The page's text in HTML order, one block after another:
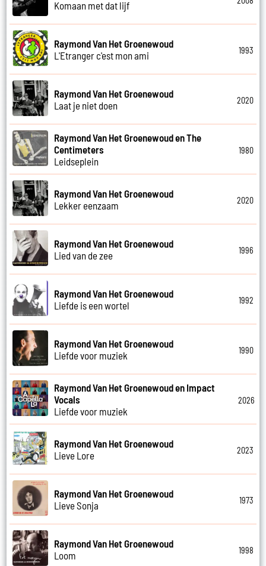
Komaan met dat lijf
Raymond Van Het Groenewoud
L'Etranger c'est mon ami
1993
Raymond Van Het Groenewoud
Laat je niet doen
2020
Raymond Van Het Groenewoud en The
Centimeters
Leidseplein
1980
Raymond Van Het Groenewoud
Lekker eenzaam
2020
Raymond Van Het Groenewoud
Lied van de zee
1996
Raymond Van Het Groenewoud
Liefde is een wortel
1992
Raymond Van Het Groenewoud
Liefde voor muziek
1990
Raymond Van Het Groenewoud en Impact
Vocals
Liefde voor muziek
2026
Raymond Van Het Groenewoud
Lieve Lore
2023
Raymond Van Het Groenewoud
Lieve Sonja
1973
Raymond Van Het Groenewoud
Loom
1998